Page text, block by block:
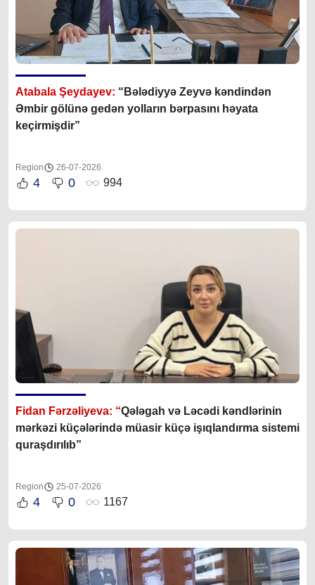
Atabala Şeydayev: “Bələdiyyə Zeyvə kəndindən
Əmbir gölünə gedən yolların bərpasını həyata
keçirmişdir”
Region 26-07-2026
4 0 994
Fidan Fərzəliyeva: “Qələgah və Ləcədi kəndlərinin
mərkəzi küçələrində müasir küçə işıqlandırma sistemi
quraşdırılıb”
Region 25-07-2026
4 0 1167